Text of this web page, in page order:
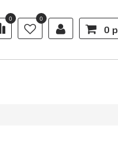
0 0
0